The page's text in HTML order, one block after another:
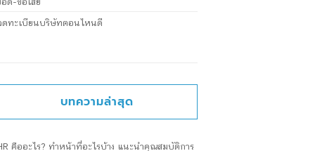
ดทะเบียนบริษัทตอนไหนดี
บทความล่าสุด
คืออะไร? ทำหน้าที่อะไรบ้าง แนะนำคุณสมบัติการ